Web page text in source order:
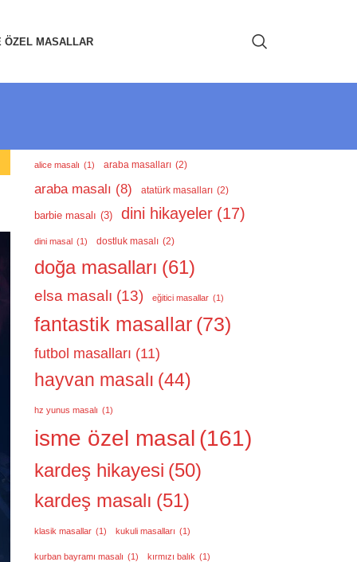
ÖZEL MASALLAR
alice masalı (1) araba masalları (2)
araba masalı (8) atatürk masalları (2)
barbie masalı (3) dini hikayeler (17)
dini masal (1) dostluk masalı (2)
doğa masalları (61)
elsa masalı (13) eğitici masallar (1)
fantastik masallar (73)
futbol masalları (11)
hayvan masalı (44)
hz yunus masalı (1)
isme özel masal (161)
kardeş hikayesi (50)
kardeş masalı (51)
klasik masallar (1) kukuli masalları (1)
kurban bayramı masalı (1) kırmızı balık (1)